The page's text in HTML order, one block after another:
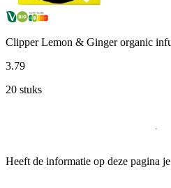
Clipper Lemon & Ginger organic
3.79
20 stuks
Heeft de informatie op deze pagina